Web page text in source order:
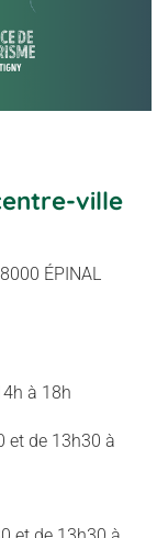
ville
ÉPINAL
à 18h
et de 13h30 à